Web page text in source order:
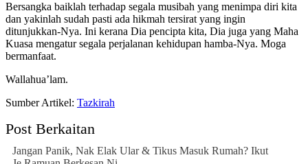
Bersangka baiklah terhadap segala musibah yang menimpa diri kita
dan yakinlah sudah pasti ada hikmah tersirat yang ingin
ditunjukkan-Nya. Ini kerana Dia pencipta kita, Dia juga yang Maha
Kuasa mengatur segala perjalanan kehidupan hamba-Nya. Moga
bermanfaat.
Wallahua’lam.
Sumber Artikel: Tazkirah
Post Berkaitan
Jangan Panik, Nak Elak Ular & Tikus Masuk Rumah? Ikut